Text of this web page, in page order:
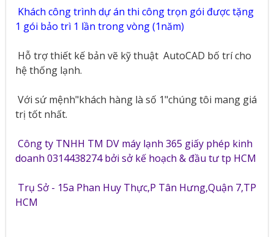
Khách công trình dự án thi công trọn gói được tặng
1 gói bảo trì 1 lần trong vòng (1năm)
Hỗ trợ thiết kế bản vẽ kỹ thuật AutoCAD bố trí cho
hệ thống lạnh.
Với sứ mệnh"khách hàng là số 1"chúng tôi mang giá
trị tốt nhất.
Công ty TNHH TM DV máy lạnh 365 giấy phép kinh
doanh 0314438274 bởi sở kế hoạch & đầu tư tp HCM
Trụ Sở - 15a Phan Huy Thực,P Tân Hưng,Quận 7,TP
HCM